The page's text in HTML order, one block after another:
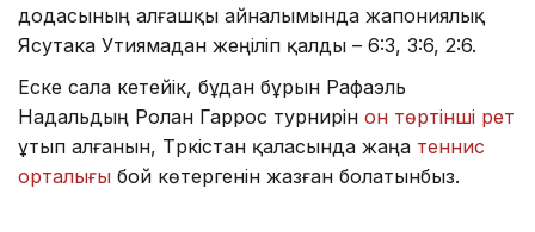
додасының алғашқы айналымында жапониялық
Ясутака Утиямадан жеңіліп қалды – 6:3, 3:6, 2:6.
Еске сала кетейік, бұдан бұрын Рафаэль
Надальдың Ролан Гаррос турнирін он төртінші рет
ұтып алғанын, Түркістан қаласында жаңа теннис
орталығы бой көтергенін жазған болатынбыз.